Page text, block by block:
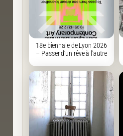
18e biennale de Lyon 2026
– Passer d’un rêve à l’autre